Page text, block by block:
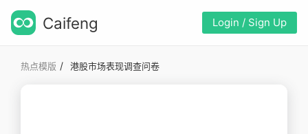
Caifeng Login / Sign Up
热点模版 / 港股市场表现调查问卷